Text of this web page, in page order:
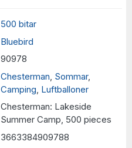
500 bitar
Bluebird
90978
Chesterman Sommar,
Camping Luftballoner
Chesterman: Lakeside
Summer Camp, 500 pieces
3663384909788